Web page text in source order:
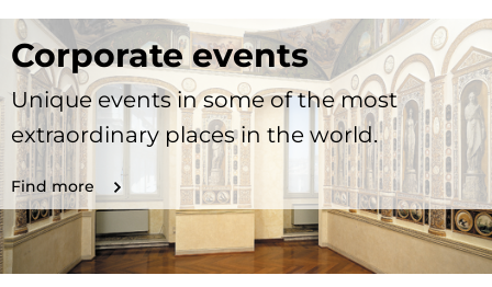
Corporate events
Unique events in some of the most
extraordinary places in the world.
Find more